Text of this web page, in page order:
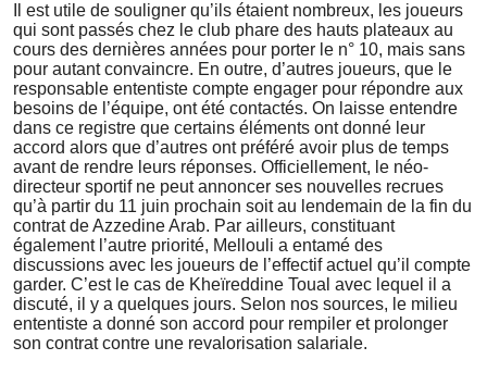
Il est utile de souligner qu’ils étaient nombreux, les joueurs
qui sont passés chez le club phare des hauts plateaux au
cours des dernières années pour porter le n° 10, mais sans
pour autant convaincre. En outre, d’autres joueurs, que le
responsable ententiste compte engager pour répondre aux
besoins de l’équipe, ont été contactés. On laisse entendre
dans ce registre que certains éléments ont donné leur
accord alors que d’autres ont préféré avoir plus de temps
avant de rendre leurs réponses. Officiellement, le néo-
directeur sportif ne peut annoncer ses nouvelles recrues
qu’à partir du 11 juin prochain soit au lendemain de la fin du
contrat de Azzedine Arab. Par ailleurs, constituant
également l’autre priorité, Mellouli a entamé des
discussions avec les joueurs de l’effectif actuel qu’il compte
garder. C’est le cas de Kheïreddine Toual avec lequel il a
discuté, il y a quelques jours. Selon nos sources, le milieu
ententiste a donné son accord pour rempiler et prolonger
son contrat contre une revalorisation salariale.